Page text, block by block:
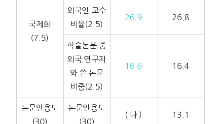
국제화
(7.5)
외국인 교수
비율(2.5)
26.9 26.8
학술논문 중
외국 연구자
와 쓴 논문
비중(2.5)
16.6 16.4
논문인용도
(30)
논문인용도
(30)
( 나 ) 13.1